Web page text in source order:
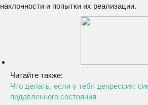
наклонности и попытки их реализации.
Читайте также:
Что делать, если у тебя депрессия:
подавленного состояния